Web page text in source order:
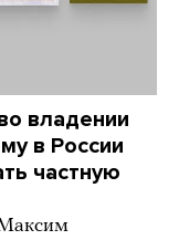
владении
в России
частную